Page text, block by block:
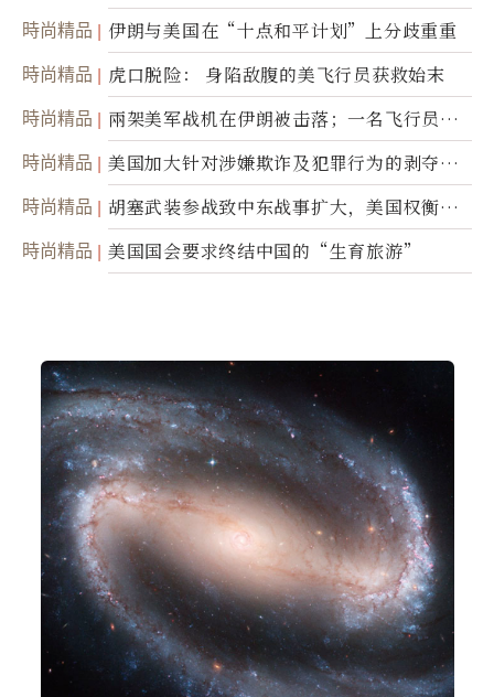
接技术转让
時尚精品 伊朗与美国在“十点和平计划”上分歧重重
時尚精品 虎口脱险： 身陷敌腹的美飞行员获救始末
時尚精品
兩架美军战机在伊朗被击落；一名飞行员失
踪
時尚精品
美国加大针对涉嫌欺诈及犯罪行为的剥夺公
民权力度
時尚精品
胡塞武装参战致中东战事扩大，美国权衡地
面入侵的可能性
時尚精品 美国国会要求终结中国的“生育旅游”